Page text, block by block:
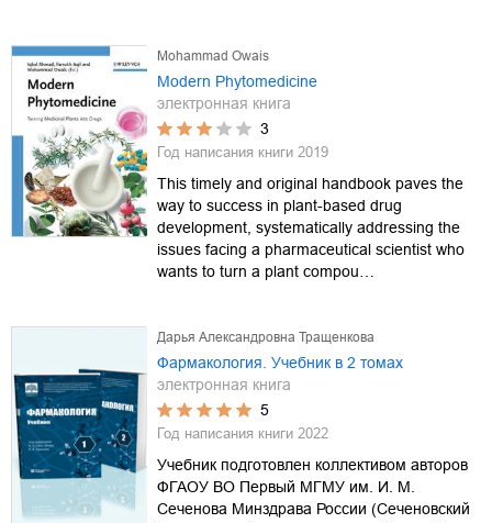
Mohammad Owais
Modern Phytomedicine
электронная книга
3
Год написания книги 2019
This timely and original handbook paves the
way to success in plant-based drug
development, systematically addressing the
issues facing a pharmaceutical scientist who
wants to turn a plant compou…
Дарья Александровна Тращенкова
Фармакология. Учебник в 2 томах
электронная книга
5
Год написания книги 2022
Учебник подготовлен коллективом авторов
ФГАОУ ВО Первый МГМУ им. И. М.
Сеченова Минздрава России (Сеченовский